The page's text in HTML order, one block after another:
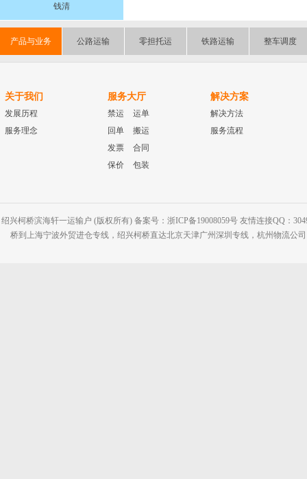
钱清
产品与业务 公路运输 零担托运 铁路运输 整车调度
关于我们
发展历程
服务理念
服务大厅
禁运
运单
回单
搬运
发票
合同
保价
包装
解决方案
解决方法
服务流程
绍兴柯桥滨海轩一运输户 (版权所有) 备案号：浙ICP备19008059号 友情连接QQ：
桥到上海宁波外贸进仓专线，绍兴柯桥直达北京天津广州深圳专线，杭州物流公